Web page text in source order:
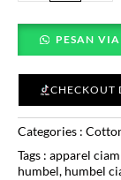
PESAN
CHECKOUT
Categories :
Tags : apparel
humbel, humbel